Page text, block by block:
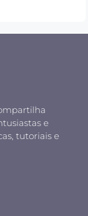
e
tutoriais e